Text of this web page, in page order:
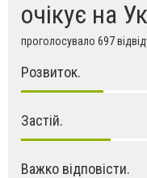
очікує на
проголосувало 697
Розвиток.
Застій.
Важко відповісти.